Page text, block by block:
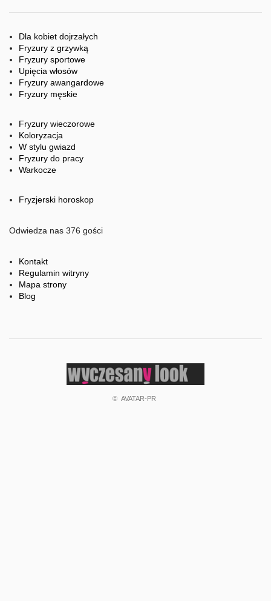
Dla kobiet dojrzałych
Fryzury z grzywką
Fryzury sportowe
Upięcia włosów
Fryzury awangardowe
Fryzury męskie
Fryzury wieczorowe
Koloryzacja
W stylu gwiazd
Fryzury do pracy
Warkocze
Fryzjerski horoskop
Odwiedza nas 376 gości
Kontakt
Regulamin witryny
Mapa strony
Blog
©AVATAR-PR